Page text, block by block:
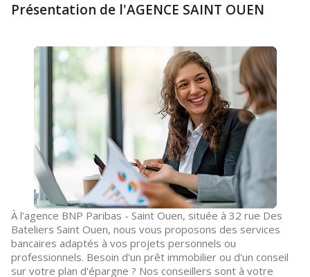
Présentation de l'AGENCE SAINT OUEN
À l'agence BNP Paribas - Saint Ouen, située à 32 rue Des
Bateliers Saint Ouen, nous vous proposons des services
bancaires adaptés à vos projets personnels ou
professionnels. Besoin d'un prêt immobilier ou d'un conseil
sur votre plan d'épargne ? Nos conseillers sont à votre